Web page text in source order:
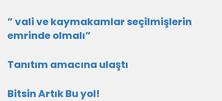
” vali ve kaymakamlar seçilmişlerin
emrinde olmalı”
Tanıtım amacına ulaştı
Bitsin Artık Bu yol!